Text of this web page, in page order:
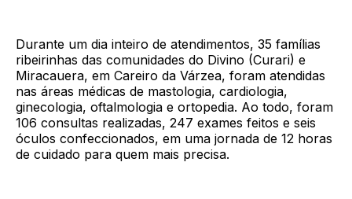
Durante um dia inteiro de atendimentos, 35 famílias
ribeirinhas das comunidades do Divino (Curari) e
Miracauera, em Careiro da Várzea, foram atendidas
nas áreas médicas de mastologia, cardiologia,
ginecologia, oftalmologia e ortopedia. Ao todo, foram
106 consultas realizadas, 247 exames feitos e seis
óculos confeccionados, em uma jornada de 12 horas
de cuidado para quem mais precisa.